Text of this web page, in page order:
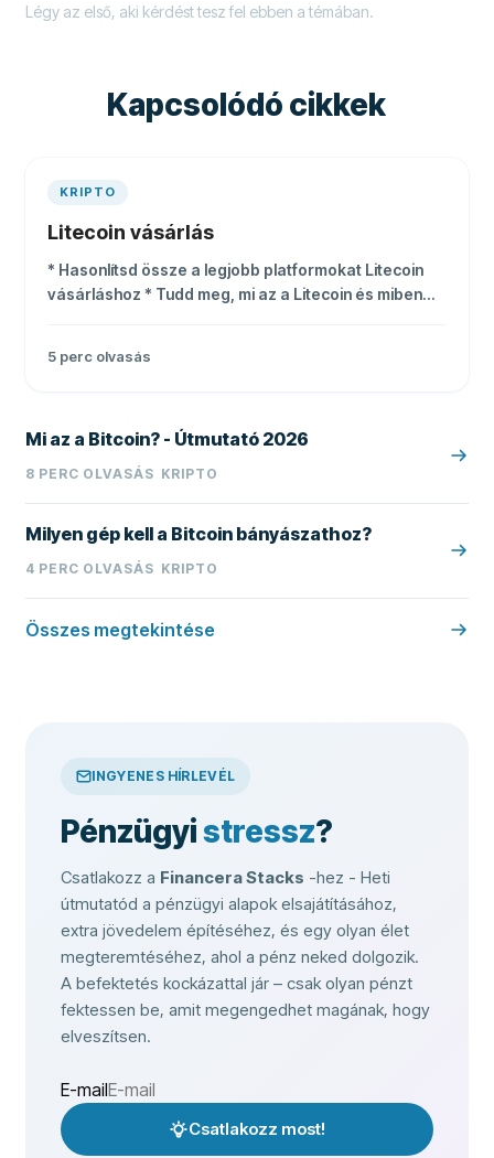
Légy az első, aki kérdést tesz fel ebben a témában.
Kapcsolódó cikkek
KRIPTO
Litecoin vásárlás
* Hasonlítsd össze a legjobb platformokat Litecoin
vásárláshoz * Tudd meg, mi az a Litecoin és miben
5 perc olvasás
Mi az a Bitcoin? - Útmutató 2026
8 PERC OLVASÁS KRIPTO
Milyen gép kell a Bitcoin bányászathoz?
4 PERC OLVASÁS KRIPTO
Összes megtekintése
INGYENES HÍRLEVÉL
Pénzügyistressz?
Csatlakozz a Financera Stacks -hez - Heti
útmutatód a pénzügyi alapok elsajátításához,
extra jövedelem építéséhez, és egy olyan élet
megteremtéséhez, ahol a pénz neked dolgozik.
A befektetés kockázattal jár – csak olyan pénzt
fektessen be, amit megengedhet magának, hogy
elveszítsen.
E-mail
Csatlakozz most!